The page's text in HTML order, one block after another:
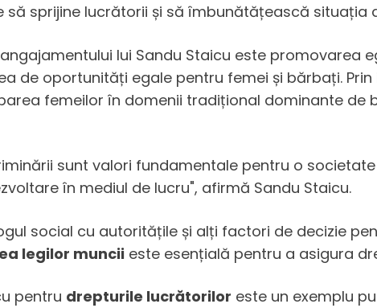
să sprijine lucrătorii și să îmbunătățească situația
lui Sandu Staicu este promovarea
de oportunități egale pentru femei și bărbați.
femeilor în domenii tradițional dominante de
sunt valori fundamentale pentru o
în mediul de lucru", afirmă Sandu Staicu.
social cu autoritățile și alți factori de decizie
legilor muncii este esențială pentru a asigura
pentru drepturile lucrătorilor este un exemplu